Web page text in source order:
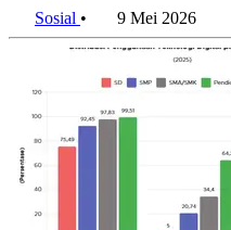
Sosial • 9 Mei 2026